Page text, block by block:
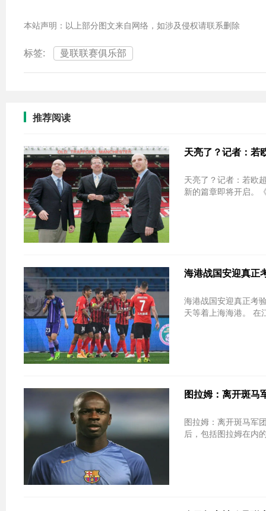
本站声明：以上部分图文来自网络，如涉及侵权请联系删除
标签: 曼联联赛俱乐部
推荐阅读
天亮了？记者：若
天亮了？记者：若欧超无法举办 格
新的篇章即将开启。
海港战国安迎真正
海港战国安迎真正考
天等着上海海港。 在
图拉姆：离开斑马
图拉姆：离开斑马军
后，包括图拉姆在内